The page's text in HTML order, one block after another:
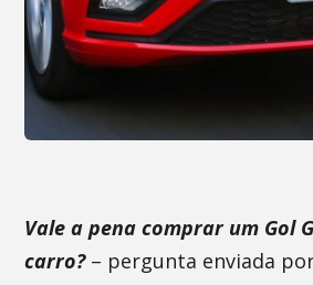
Vale a pena comprar um Gol
carro?– pergunta enviada